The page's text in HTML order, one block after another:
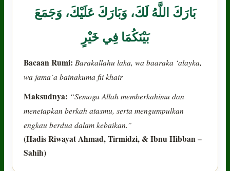
بَارَكَ اللَّهُ لَكَ، وَبَارَكَ عَلَيْكَ، وَجَمَعَ
بَيْنَكُمَا فِي خَيْرٍ
Bacaan Rumi: Barakallahu laka, wa baaraka ‘alayka,
wa jama’a bainakuma fii khair
Maksudnya: “Semoga Allah memberkahimu dan
menetapkan berkah atasmu, serta mengumpulkan
engkau berdua dalam kebaikan.”
(Hadis Riwayat Ahmad, Tirmidzi, & Ibnu Hibban –
Sahih)